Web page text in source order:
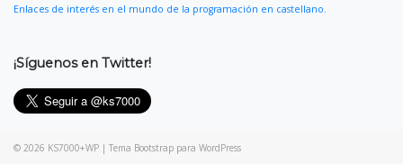
Enlaces de interés en el mundo de la programación en castellano.
¡Síguenos en Twitter!
© 2026 KS7000+WP | Tema Bootstrap para WordPress